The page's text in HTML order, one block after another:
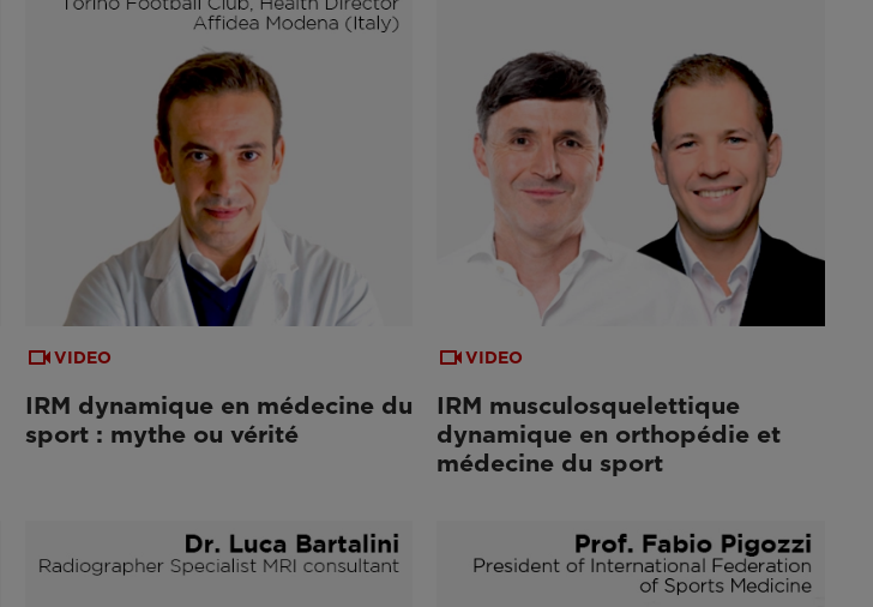
VIDEO
IRM dynamique en médecine du
sport : mythe ou vérité
VIDEO
IRM musculosquelettique
dynamique en orthopédie et
médecine du sport